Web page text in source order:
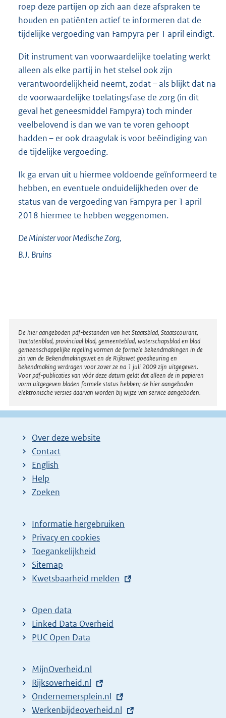
roep deze partijen op zich aan deze afspraken te
houden en patiënten actief te informeren dat de
tijdelijke vergoeding van Fampyra per 1 april eindigt.
Dit instrument van voorwaardelijke toelating werkt
alleen als elke partij in het stelsel ook zijn
verantwoordelijkheid neemt, zodat – als blijkt dat na
de voorwaardelijke toelatingsfase de zorg (in dit
geval het geneesmiddel Fampyra) toch minder
veelbelovend is dan we van te voren gehoopt
hadden – er ook draagvlak is voor beëindiging van
de tijdelijke vergoeding.
Ik ga ervan uit u hiermee voldoende geïnformeerd te
hebben, en eventuele onduidelijkheden over de
status van de vergoeding van Fampyra per 1 april
2018 hiermee te hebben weggenomen.
De Minister voor Medische Zorg,
B.J. Bruins
Disclaimer
De hier aangeboden pdf-bestanden van het Staatsblad, Staatscourant,
Tractatenblad, provinciaal blad, gemeenteblad, waterschapsblad en blad
gemeenschappelijke regeling vormen de formele bekendmakingen in de
zin van de Bekendmakingswet en de Rijkswet goedkeuring en
bekendmaking verdragen voor zover ze na 1 juli 2009 zijn uitgegeven.
Voor pdf-publicaties van vóór deze datum geldt dat alleen de in papieren
vorm uitgegeven bladen formele status hebben; de hier aangeboden
elektronische versies daarvan worden bij wijze van service aangeboden.
Over deze website
Contact
English
Help
Zoeken
Informatie hergebruiken
Privacy en cookies
Toegankelijkheid
Sitemap
E
t
e
r
l
i
n
k
Kwetsbaarheid melden
Open data
Linked Data Overheid
PUC Open Data
MijnOverheid.nl
E
x
t
Rijksoverheid.nl
E
x
Ondernemersplein.nl
E
Werkenbijdeoverheid.nl